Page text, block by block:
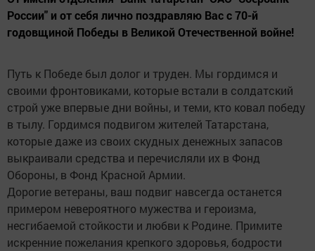
России" и от себя лично поздравляю Вас с 70-й
годовщиной Победы в Великой Отечественной войне!
Путь к Победе был долог и труден. Мы гордимся и
своими фронтовиками, которые встали в солдатский
строй уже впервые дни войны, и теми, кто ковал победу
в тылу. Гордимся подвигом жителей Татарстана,
которые даже из своих скудных денежных запасов
выкраивали средства и перечисляли их в Фонд
Обороны, в Фонд Красной Армии.
Дорогие ветераны, ваш подвиг навсегда останется
примером невероятного мужества и героизма,
несгибаемой стойкости и любви к Родине. Примите
искренние пожелания крепкого здоровья, бодрости